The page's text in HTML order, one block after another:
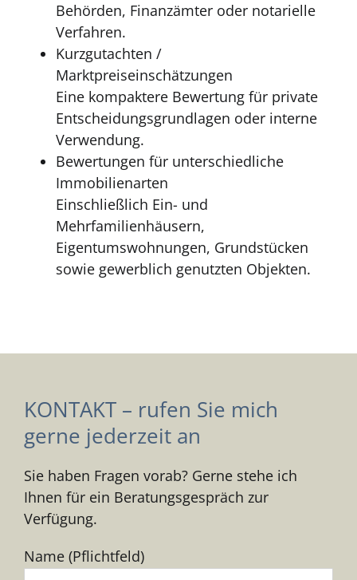
Behörden, Finanzämter oder notarielle
Verfahren.
Kurzgutachten /
Marktpreiseinschätzungen
Eine kompaktere Bewertung für private
Entscheidungsgrundlagen oder interne
Verwendung.
Bewertungen für unterschiedliche
Immobilienarten
Einschließlich Ein- und
Mehrfamilienhäusern,
Eigentumswohnungen, Grundstücken
sowie gewerblich genutzten Objekten.
KONTAKT – rufen Sie mich
gerne jederzeit an
Sie haben Fragen vorab? Gerne stehe ich
Ihnen für ein Beratungsgespräch zur
Verfügung.
Name (Pflichtfeld)